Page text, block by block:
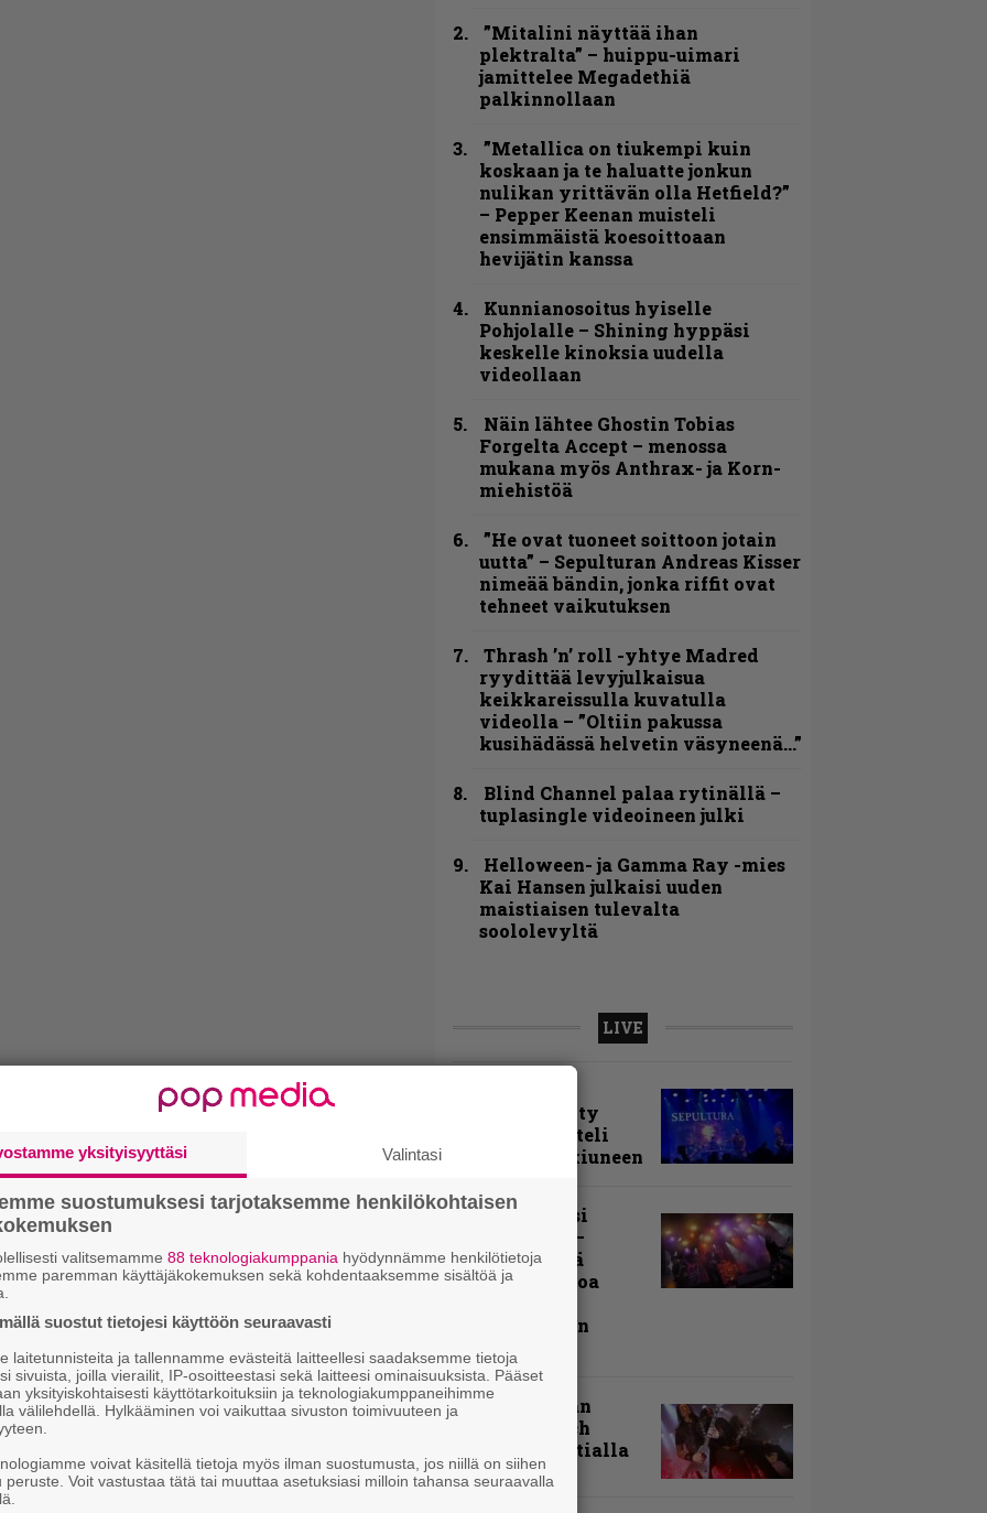
”Mitalini näyttää ihan
plektralta” – huippu-uimari
jamittelee Megadethiä
palkinnollaan
”Metallica on tiukempi kuin
koskaan ja te haluatte jonkun
nulikan yrittävän olla Hetfield?”
– Pepper Keenan muisteli
ensimmäistä koesoittoaan
hevijätin kanssa
Kunnianosoitus hyiselle
Pohjolalle – Shining hyppäsi
keskelle kinoksia uudella
videollaan
Näin lähtee Ghostin Tobias
Forgelta Accept – menossa
mukana myös Anthrax- ja Korn-
miehistöä
”He ovat tuoneet soittoon jotain
uutta” – Sepulturan Andreas Kisser
nimeää bändin, jonka riffit ovat
tehneet vaikutuksen
Thrash ’n’ roll -yhtye Madred
ryydittää levyjulkaisua
keikkareissulla kuvatulla
videolla – ”Oltiin pakussa
kusihädässä helvetin väsyneenä…”
Blind Channel palaa rytinällä –
tuplasingle videoineen julki
Helloween- ja Gamma Ray -mies
Kai Hansen julkaisi uuden
maistiaisen tulevalta
soololevyltä
LIVE
Loppuunmyyty
Tavastia saatteli
Sepulturan ikiuneen
Rokki Raikasi
Tampereella –
Infernon neljä
väkevää nostoa
kakkospäivän
esityksistä
Paluu vanhaan
liittoon – Arch
Enemy Tavastialla
yksityisyyttäsi Valintasi
suostumuksesi tarjotaksemme henkilökohtaisen
valitsemamme 88 teknologiakumppania hyödynnämme henkilötietoja
paremman käyttäjäkokemuksen sekä kohdentaaksemme sisältöä ja
suostut tietojesi käyttöön seuraavasti
laitetunnisteita ja tallennamme evästeitä laitteellesi saadaksemme tietoja
sivuista, joilla vierailit, IP-osoitteestasi sekä laitteesi ominaisuuksista. Pääset
yksityiskohtaisesti käyttötarkoituksiin ja teknologiakumppaneihimme
välilehdellä. Hylkääminen voi vaikuttaa sivuston toimivuuteen ja
voivat käsitellä tietoja myös ilman suostumusta, jos niillä on siihen
peruste. Voit vastustaa tätä tai muuttaa asetuksiasi milloin tahansa seuraavalla